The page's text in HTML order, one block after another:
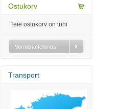
Ostukorv
Teie ostukorv on tühi
Vormista tellimus
Transport